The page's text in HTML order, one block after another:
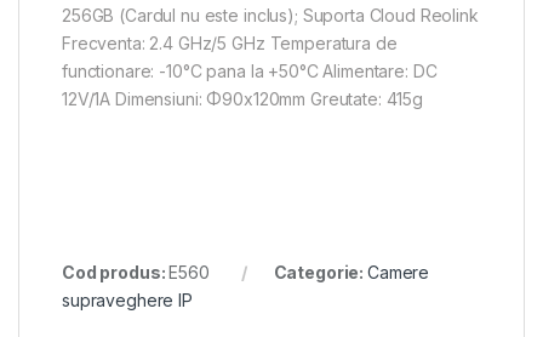
256GB (Cardul nu este inclus); Suporta Cloud Reolink
Frecventa: 2.4 GHz/5 GHz Temperatura de
functionare: -10°C pana la +50°C Alimentare: DC
12V/1A Dimensiuni: Φ90x120mm Greutate: 415g
Cod produs:E560 Categorie: Camere
supraveghere IP